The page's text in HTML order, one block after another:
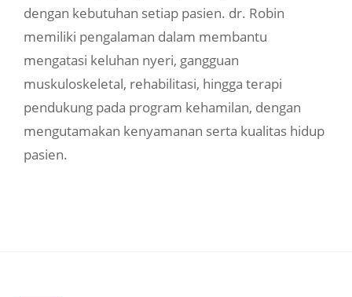
dengan kebutuhan setiap pasien. dr. Robin
memiliki pengalaman dalam membantu
mengatasi keluhan nyeri, gangguan
muskuloskeletal, rehabilitasi, hingga terapi
pendukung pada program kehamilan, dengan
mengutamakan kenyamanan serta kualitas hidup
pasien.